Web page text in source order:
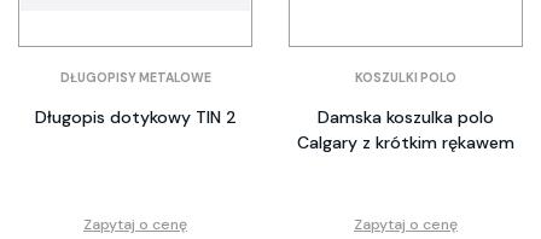
DŁUGOPISY METALOWE
Długopis dotykowy TIN 2
Zapytaj o cenę
KOSZULKI POLO
Damska koszulka polo
Calgary z krótkim rękawem
Zapytaj o cenę